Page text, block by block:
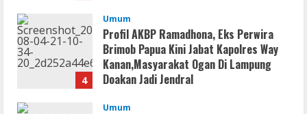
4
Umum
Profil AKBP Ramadhona, Eks Perwira
Brimob Papua Kini Jabat Kapolres Way
Kanan,Masyarakat Ogan Di Lampung
Doakan Jadi Jendral
Umum